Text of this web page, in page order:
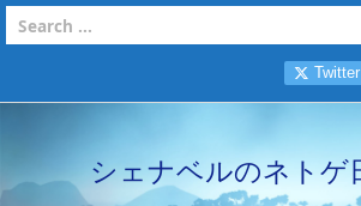
シェナベルのネトゲ
Twitter